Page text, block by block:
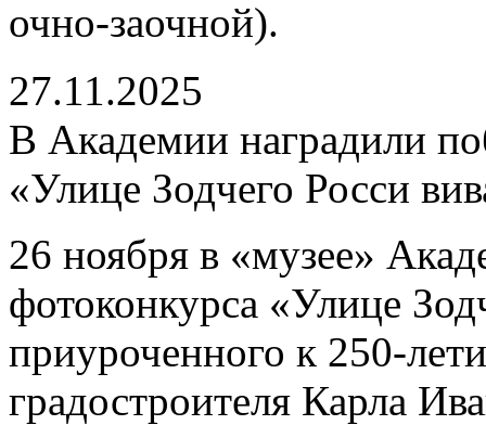
очно-заочной).
27.11.2025
В Академии наградили
«Улице Зодчего Росси
26 ноября в «музее»
фотоконкурса «Улице
приуроченного к 250-
градостроителя Карла